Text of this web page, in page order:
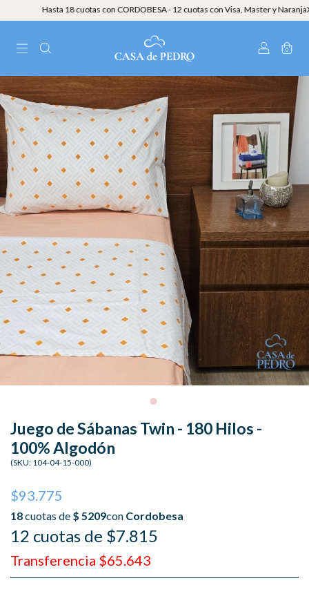
Hasta 18 cuotas con CORDOBESA - 12 cuotas con Visa, Master y
0
Juego de Sábanas Twin - 180 Hilos -
100% Algodón
(SKU: 104-04-15-000)
$93.775
12 cuotas de $7.815
Transferencia $65.643